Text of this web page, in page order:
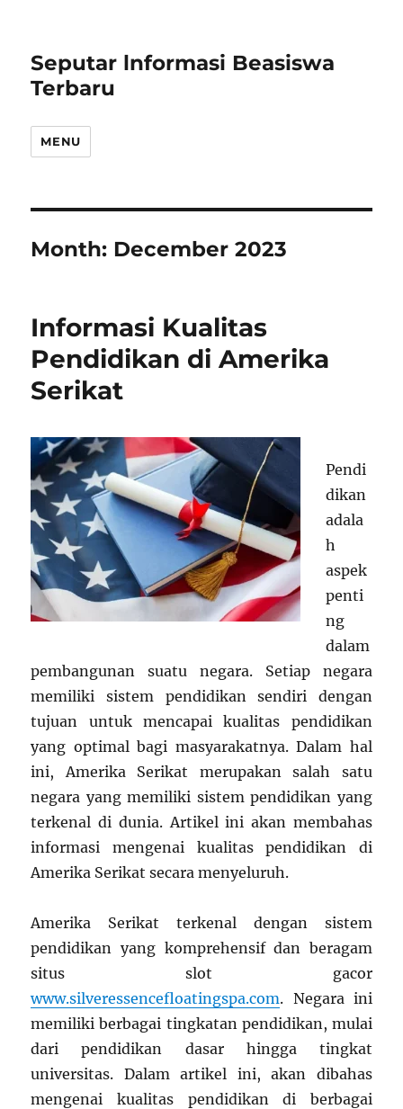
Seputar lnformasi Beasiswa
Terbaru
MENU
Month: December 2023
Informasi Kualitas
Pendidikan di Amerika
Serikat
Pendi
dikan
adala
h
aspek
penti
ng
dalam
pembangunan suatu negara. Setiap negara
memiliki sistem pendidikan sendiri dengan
tujuan untuk mencapai kualitas pendidikan
yang optimal bagi masyarakatnya. Dalam hal
ini, Amerika Serikat merupakan salah satu
negara yang memiliki sistem pendidikan yang
terkenal di dunia. Artikel ini akan membahas
informasi mengenai kualitas pendidikan di
Amerika Serikat secara menyeluruh.
Amerika Serikat terkenal dengan sistem
pendidikan yang komprehensif dan beragam
situs slot gacor
www.silveressencefloatingspa.com. Negara ini
memiliki berbagai tingkatan pendidikan, mulai
dari pendidikan dasar hingga tingkat
universitas. Dalam artikel ini, akan dibahas
mengenai kualitas pendidikan di berbagai